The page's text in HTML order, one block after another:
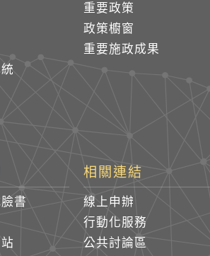
重要政策
政策櫥窗
重要施政成果
書
相關連結
線上申辦
行動化服務
公共討論區